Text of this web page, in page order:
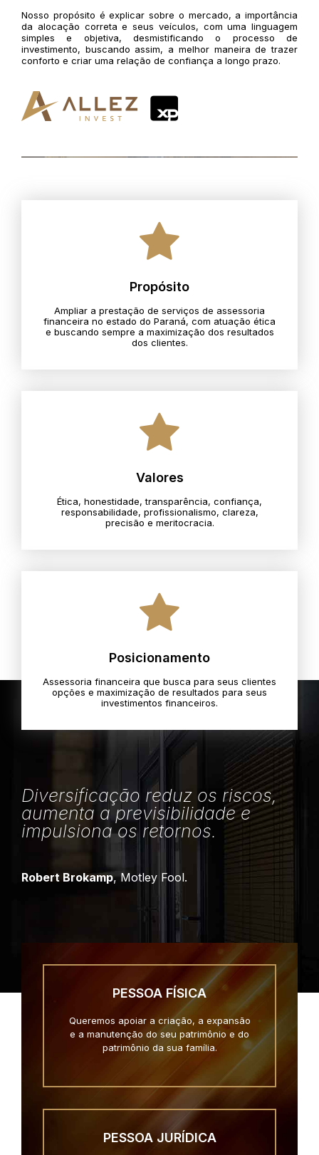
Nosso propósito é explicar sobre o mercado, a importância
da alocação correta e seus veículos, com uma linguagem
simples e objetiva, desmistificando o processo de
investimento, buscando assim, a melhor maneira de trazer
conforto e criar uma relação de confiança a longo prazo.
Propósito
Ampliar a prestação de serviços de assessoria
financeira no estado do Paraná, com atuação ética
e buscando sempre a maximização dos resultados
dos clientes.
Valores
Ética, honestidade, transparência, confiança,
responsabilidade, profissionalismo, clareza,
precisão e meritocracia.​
Posicionamento
Assessoria financeira que busca para seus clientes
opções e maximização de resultados para seus
investimentos financeiros.
Diversificação reduz os riscos,
aumenta a previsibilidade e
impulsiona os retornos.
Robert Brokamp, Motley Fool.
PESSOA FÍSICA
Queremos apoiar a criação, a expansão
e a manutenção do seu patrimônio e do
patrimônio da sua família.
PESSOA JURÍDICA